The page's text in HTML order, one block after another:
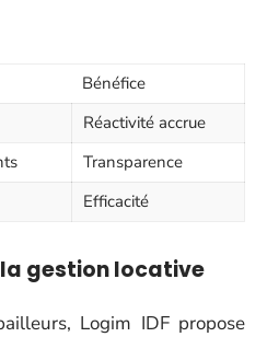
Bénéfice
Réactivité accrue
Transparence
Efficacité
gestion locative
Logim IDF propose